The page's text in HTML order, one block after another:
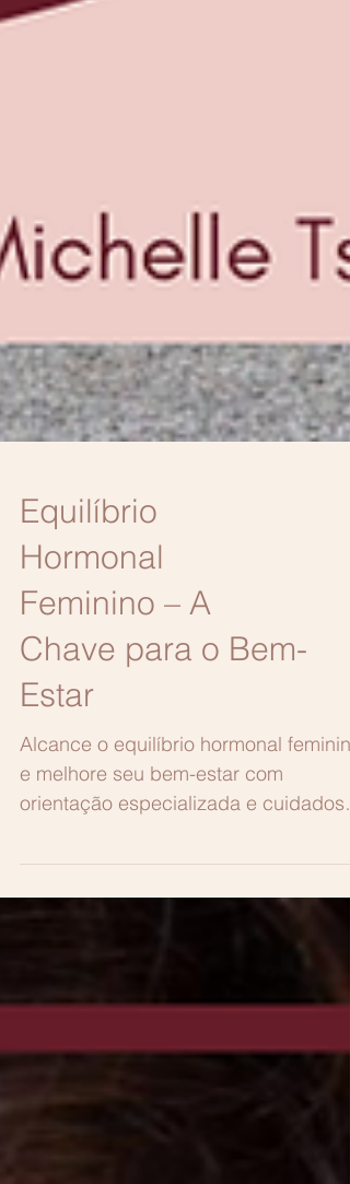
Equilíbrio
Hormonal
Feminino – A
Chave para o Bem-
Estar
Alcance o equilíbrio hormonal feminino
e melhore seu bem-estar com
personalizados na Clínica SM.